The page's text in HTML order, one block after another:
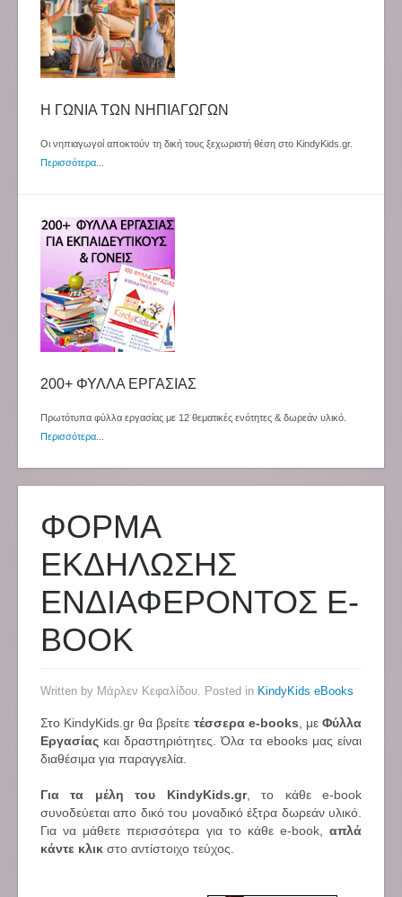
Η ΓΩΝΙΑ ΤΩΝ ΝΗΠΙΑΓΩΓΩΝ
Οι νηπιαγωγοί αποκτούν τη δική τους ξεχωριστή θέση στο KindyKids.gr.
Περισσότερα...
200+ ΦΥΛΛΑ ΕΡΓΑΣΙΑΣ
Πρωτότυπα φύλλα εργασίας με 12 θεματικές ενότητες & δωρεάν υλικό.
Περισσότερα...
ΦΟΡΜΑ
ΕΚΔΗΛΩΣΗΣ
ΕΝΔΙΑΦΕΡΟΝΤΟΣ E-
BOOK
Written by Μάρλεν Κεφαλίδου. Posted in KindyKids eBooks
Στο KindyKids.gr θα βρείτε τέσσερα e-books , μεΦύλλα
Εργασίας και δραστηριότητες. Όλα τα ebooks μας είναι
διαθέσιμα για παραγγελία.
Για τα μέλη του KindyKids.gr, το κάθε e-book
συνοδεύεται απο δικό του μοναδικό έξτρα δωρεάν υλικό.
Για να μάθετε περισσότερα για το κάθε e-book, απλά
κάντε κλικ στο αντίστοιχο τεύχος.